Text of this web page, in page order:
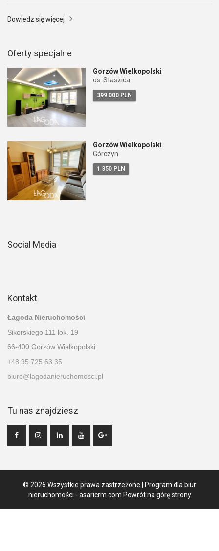
Dowiedz się więcej
Oferty specjalne
Gorzów Wielkopolski
os. Staszica
399 000 PLN
Gorzów Wielkopolski
Górczyn
1 350 PLN
Social Media
Kontakt
Łagoda Nieruchomości
Sikorskiego 111 lok. 19
66-400 Gorzów Wielkopolski
+48 95 725 63 35
biuro@lagodanieruchomosci.pl
Tu nas znajdziesz
© 2026 Wszystkie prawa zastrzeżone | Program dla biur
nieruchomości - asaricrm.com Powrót na górę strony